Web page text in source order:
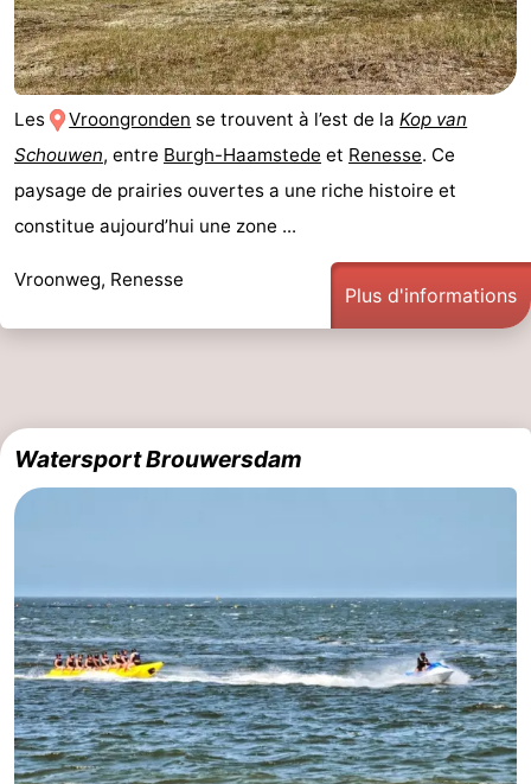
Les Vroongronden se trouvent à l’est de laKop van
Schouwen, entre Burgh-Haamstede et Renesse. Ce
paysage de prairies ouvertes a une riche histoire et
constitue aujourd’hui une zone ...
Vroonweg, Renesse
Plus d'informations
Watersport Brouwersdam